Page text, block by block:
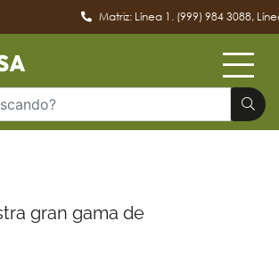
Matriz: Línea 1. (999) 984 3088, Línea
gran gama de